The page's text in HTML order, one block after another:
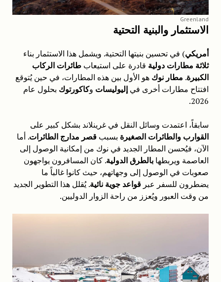
Greenland
الاستثمار والبنية التحتية
أمريكي) في تحسين بنيتها التحتية. ويشمل هذا الاستثمار بناء
ثلاثة مطارات دولية قادرة على استيعاب طائرات الركاب
الكبيرة. مطار نوك هو الأول بين هذه المطارات، في حين يُتوقع
افتتاح مطارات أخرى في إليوليسات وكاكورتوك بحلول عام
2026.
سابقاً، اعتمدت وسائل النقل في غرينلاند بشكل كبير على
القوارب والطائرات الصغيرة بسبب قصر مدارج الطائرات. أما
الآن، فيُحسن المطار الجديد في نوك من إمكانية الوصول إلى
العاصمة ويربطها بالطرق الدولية. كان المسافرون يواجهون
صعوبات في الوصول إلى وجهاتهم، حيث كانوا غالباً ما
يضطرون للسفر عبر قواعد جوية نائية. يُقلل هذا التطوير الجديد
من وقت العبور ويُعزز من راحة الزوار الدوليين.